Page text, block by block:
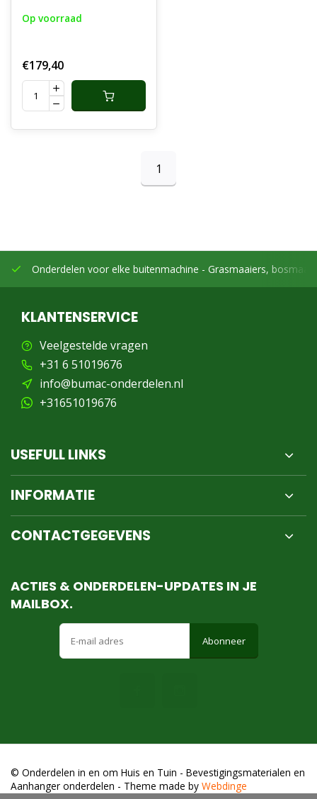
Op voorraad
€179,40
1
Onderdelen voor elke buitenmachine - Grasmaaiers,
KLANTENSERVICE
Veelgestelde vragen
+31 6 51019676
info@bumac-onderdelen.nl
+31651019676
USEFULL LINKS
INFORMATIE
CONTACTGEGEVENS
ACTIES & ONDERDELEN-UPDATES IN JE
MAILBOX.
Abonneer
© Onderdelen in en om Huis en Tuin - Bevestigingsmaterialen en
Aanhanger onderdelen - Theme made by Webdinge